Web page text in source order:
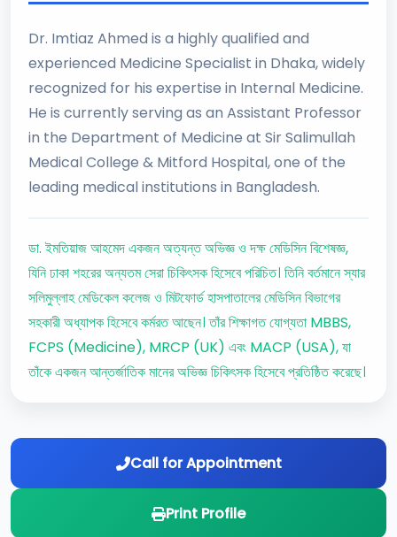
Dr. Imtiaz Ahmed is a highly qualified and
experienced Medicine Specialist in Dhaka, widely
recognized for his expertise in Internal Medicine.
He is currently serving as an Assistant Professor
in the Department of Medicine at Sir Salimullah
Medical College & Mitford Hospital, one of the
leading medical institutions in Bangladesh.
ডা. ইমতিয়াজ আহমেদ একজন অত্যন্ত অভিজ্ঞ ও দক্ষ মেডিসিন বিশেষজ্ঞ,
যিনি ঢাকা শহরের অন্যতম সেরা চিকিৎসক হিসেবে পরিচিত। তিনি বর্তমানে স্যার
সলিমুল্লাহ মেডিকেল কলেজ ও মিটফোর্ড হাসপাতালের মেডিসিন বিভাগের
সহকারী অধ্যাপক হিসেবে কর্মরত আছেন। তাঁর শিক্ষাগত যোগ্যতা MBBS,
FCPS (Medicine), MRCP (UK) এবং MACP (USA), যা
তাঁকে একজন আন্তর্জাতিক মানের অভিজ্ঞ চিকিৎসক হিসেবে প্রতিষ্ঠিত করেছে।
Call for Appointment
Print Profile